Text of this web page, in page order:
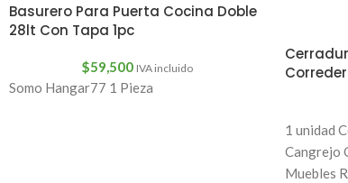
Basurero Para Puerta Cocina Doble
28lt Con Tapa 1pc
$59,500 IVA incluido
Somo Hangar77 1 Pieza
1 unidad
Cangrejo
Muebles